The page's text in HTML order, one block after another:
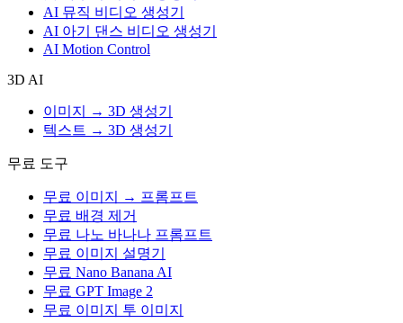
AI 뮤직 비디오 생성기
AI 아기 댄스 비디오 생성기
AI Motion Control
3D AI
이미지 → 3D 생성기
텍스트 → 3D 생성기
무료 도구
무료 이미지 → 프롬프트
무료 배경 제거
무료 나노 바나나 프롬프트
무료 이미지 설명기
무료 Nano Banana AI
무료 GPT Image 2
무료 이미지 투 이미지